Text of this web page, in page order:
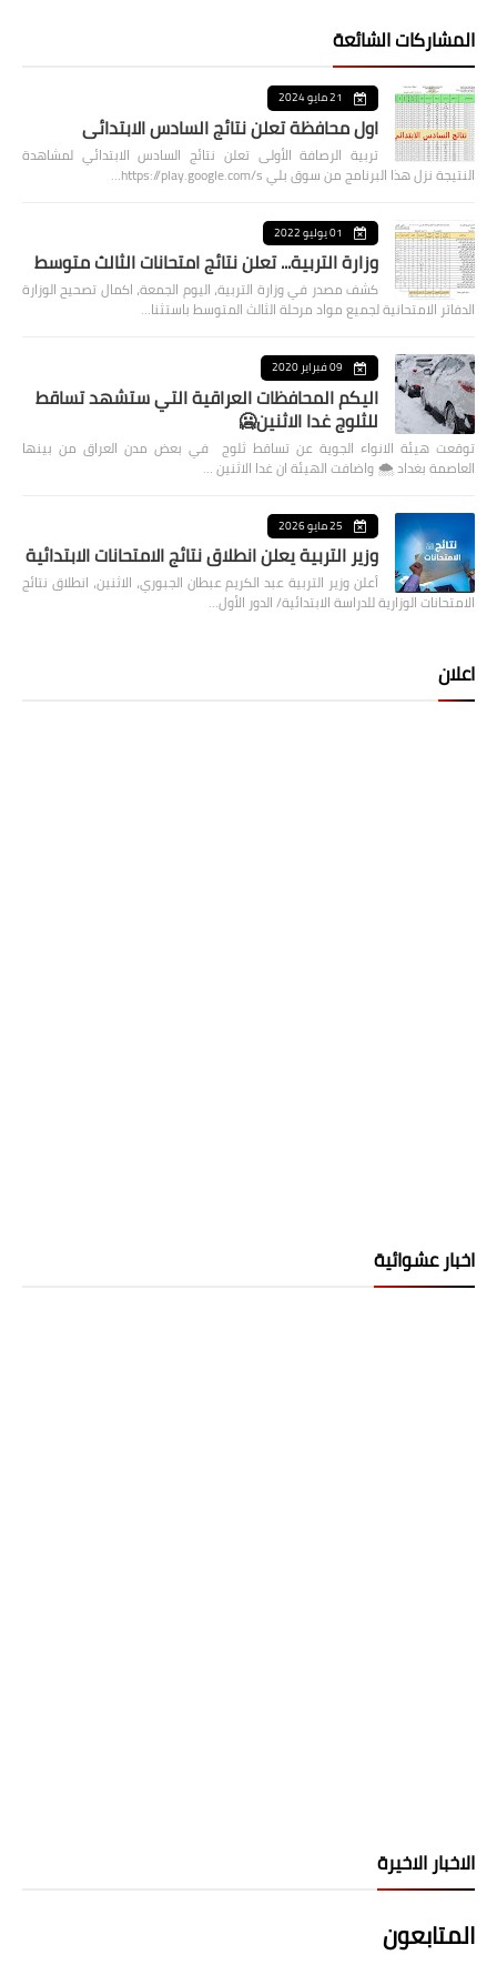
المشاركات الشائعة
21 مايو 2024
اول محافظة تعلن نتائج السادس الابتدائي
تربية الرصافة الأولى تعلن نتائج السادس الابتدائي لمشاهدة
النتيجة نزل هذا البرنامج من سوق بلي https://play.google.com/s…
01 يوليو 2022
وزارة التربية... تعلن نتائج امتحانات الثالث متوسط
كشف مصدر في وزارة التربية، اليوم الجمعة، اكمال تصحيح الوزارة
الدفاتر الامتحانية لجميع مواد مرحلة الثالث المتوسط باستثنا…
09 فبراير 2020
اليكم المحافظات العراقية التي ستشهد تساقط
للثلوج غدا الاثنين🥶
توقعت هيئة الانواء الجوية عن تساقط ثلوج في بعض مدن العراق من بينها
العاصمة بغداد ⁦🌨️⁩ واضافت الهيئة ان غدا الاثنين …
25 مايو 2026
وزير التربية يعلن انطلاق نتائج الامتحانات الابتدائية
أعلن وزير التربية عبد الكريم عبطان الجبوري، الاثنين، انطلاق نتائج
الامتحانات الوزارية للدراسة الابتدائية/ الدور الأول…
اعلان
اخبار عشوائية
الاخبار الاخيرة
المتابعون